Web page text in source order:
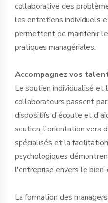
collaborative des
les entretiens individuels
permettent de maintenir
pratiques managériales.
Accompagnez vos
Le soutien individualisé et
collaborateurs passent
dispositifs d'écoute et
soutien, l'orientation vers
spécialisés et la
psychologiques
l'entreprise envers le
La formation des